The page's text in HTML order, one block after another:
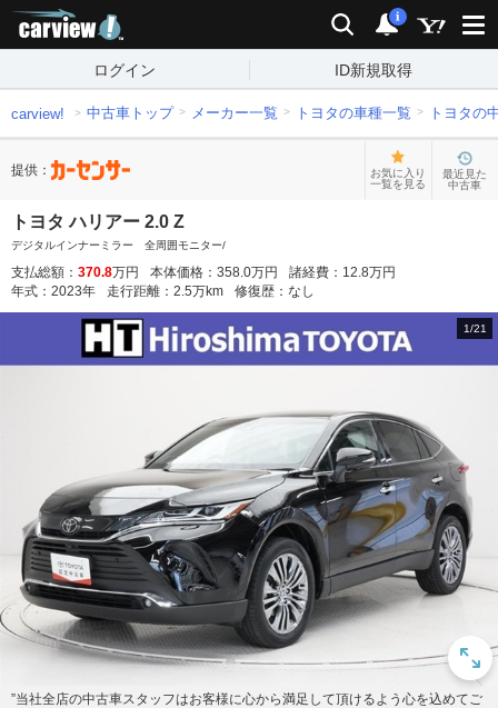
検索 通知
i
ログイン ID新規取得
carview! 中古車トップ メーカー一覧 トヨタの車種一覧 トヨタの
提供：
お気に入り
一覧を見る
最近見た
中古車
トヨタ ハリアー 2.0 Z
デジタルインナーミラー 全周囲モニター/
支払総額： 370.8万円 本体価格： 358.0万円 諸経費： 12.8万円
年式： 2023年 走行距離： 2.5万km 修復歴： なし
1/21
”当社全店の中古車スタッフはお客様に心から満足して頂けるよう心を込めてご